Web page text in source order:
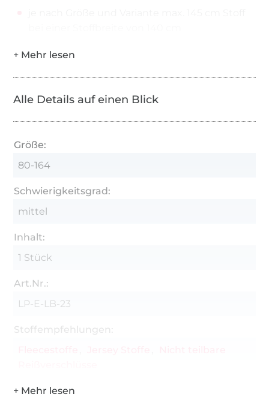
Jersey als Futter max. 40 cm
Alle Details auf einen Blick
Größe:
80-164
Schwierigkeitsgrad:
mittel
Inhalt:
1 Stück
Art.Nr.:
LP-E-LB-23
Stoffempfehlungen: